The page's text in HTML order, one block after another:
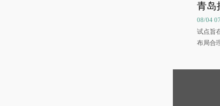
青岛
08/04
试点旨
布局合